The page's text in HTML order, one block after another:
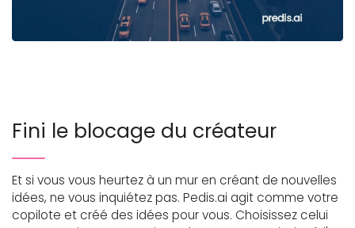
Fini le blocage du créateur
Et si vous vous heurtez à un mur en créant de nouvelles
idées, ne vous inquiétez pas. Pedis.ai agit comme votre
copilote et créé des idées pour vous. Choisissez celui